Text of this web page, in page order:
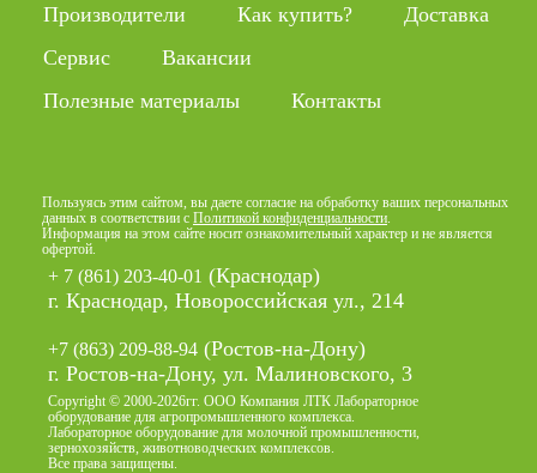
Производители
Как купить?
Доставка
Сервис
Вакансии
Полезные материалы
Контакты
Пользуясь этим сайтом, вы даете согласие на обработку ваших персональных
данных в соответствии с Политикой конфиденциальности
Информация на этом сайте носит ознакомительный характер и не является
офертой.
+ 7 (861) 203-40-01 (Краснодар)
г. Краснодар, Новороссийская ул., 214
+7 (863) 209-88-94 (Ростов-на-Дону)
г. Ростов-на-Дону, ул. Малиновского, 3
Copyright © 2000-2026гг. ООО Компания ЛТК Лабораторное
оборудование для агропромышленного комплекса.
Лабораторное оборудование для молочной промышленности,
зернохозяйств, животноводческих комплексов.
Все права защищены.